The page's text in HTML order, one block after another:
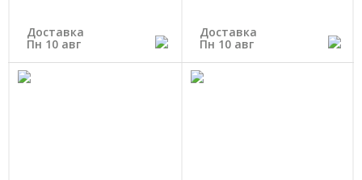
Доставка
Пн 10 авг
Доставка
Пн 10 авг